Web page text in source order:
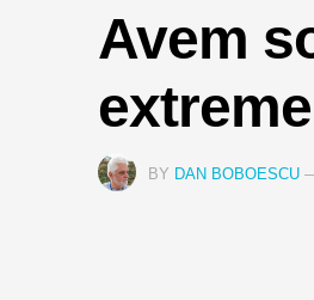
Social
News
Newsletter
Avem
BY DAN BOBOESCU